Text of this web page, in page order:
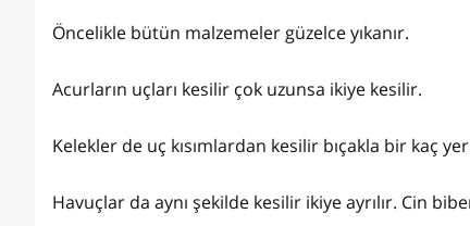
Öncelikle bütün malzemeler güzelce yıkanır.
Acurların uçları kesilir çok uzunsa ikiye kesilir.
Kelekler de uç kısımlardan kesilir bıçakla bir kaç
Havuçlar da aynı şekilde kesilir ikiye ayrılır. Cin